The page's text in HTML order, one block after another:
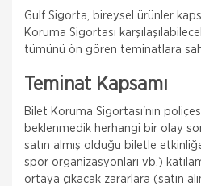
MÜŞTERI GIRIŞI
TEKLİF AL
Gulf Sigorta, bireysel ürünler
Koruma Sigortası
tümünü ön gören teminatlara
Teminat Kapsamı
Bilet Koruma Sigortası'nın
beklenmedik herhangi bir olay
satın almış olduğu biletle
spor organizasyonları vb.)
ortaya çıkacak zararlara (satın
Quick Sigorta
Zorunlu Deprem
Zorunlu Deprem Sigortanız
olacağı maddi zararlar ile
gelecek yangın, patlama,